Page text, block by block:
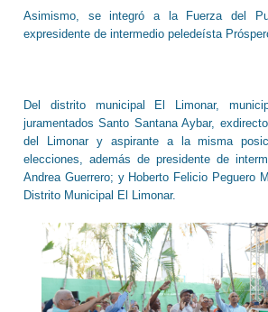
Asimismo, se integró a la Fuerza del
expresidente de intermedio peledeísta
Del distrito municipal El Limonar,
juramentados Santo Santana Aybar,
del Limonar y aspirante a la misma
elecciones, además de presidente de
Andrea Guerrero; y Hoberto Felicio Peguero
Distrito Municipal El Limonar.